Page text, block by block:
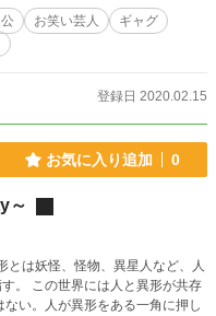
っかり解決して、ちょっぴり強く
。
お笑い芸人
ギャグ
登録日 2020.02.15
お気に入り追加 0
～
。 この世界には人と異形が共存
い。人が異形をある一角に押し